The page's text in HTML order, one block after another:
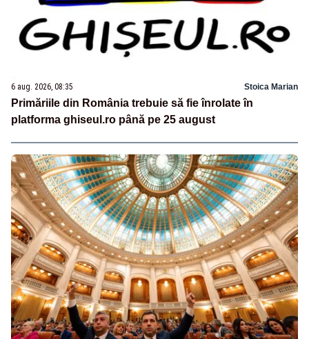
6 aug. 2026, 08:35 Stoica Marian
Primăriile din România trebuie să fie înrolate în
platforma ghiseul.ro până pe 25 august